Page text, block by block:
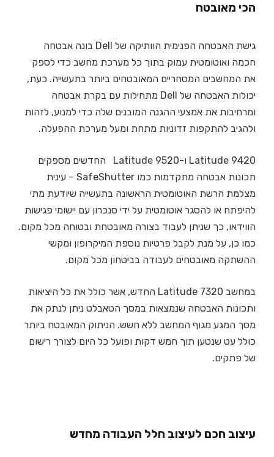
הכי מאובטח
גישת האבטחה הפנימית הוותיקה של Dell בונה אבטחה
חכמה ואוטומטית עמוק בתוך כל מערכת מחשב כדי לספק
את המחשבים המסחריים המאובטחים ביותר בתעשייה. כעת,
יכולות האבטחה של Dell מתחילות עם בקרת אבטחה
ומרחיבות את אמצעי ההגנה המובנים שלה כדי למנוע, לזהות
ולהגיב להתקפות זדוניות מתחת ומעל מערכת ההפעלה.
Latitude 9420 ו-9520 Latitude החדשים מספקים
תכונות אבטחה מתקדמות כמו SafeShutter – עינית
מצלמת הרשת האוטומטית הראשונה בתעשייה שיודעת מתי
להיפתח או להסגר אוטומטית על ידי סנכרון עם יישומי פגישות
הווידאו, כך שניתן לעבוד בצורה מאובטחת ובטוחה מכל מקום.
כמו כן, על מנת לקבל פרטיות נוספת המיקרופון ומקשי
ההשתקה מאובטחים לעבודה בביטחון מכל מקום.
במחשב Latitude 7320 החדש, אשר כולל את כל היציאות
ותכונות האבטחה שנמצאות במסך הטאבלט ניתן לנתק את
מסך המגע מגוף המחשב ללא חשש. הניתוק המאובטח ביותר
כולל עט שנטען תוך חמש דקות ופועל כל היום לצורך רישום
של פתקים.
עיצוב חכם לעיצוב חלל העבודה מחדש